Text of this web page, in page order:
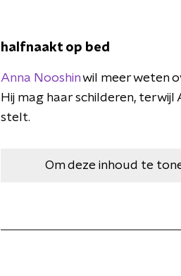
halfnaakt op bed
Anna Nooshinwil meer weten
Hij mag haar schilderen,
stelt.
Om deze inhoud te